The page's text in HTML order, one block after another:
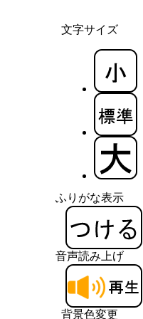
文字サイズ
ふりがな表示
音声読み上げ
背景色変更